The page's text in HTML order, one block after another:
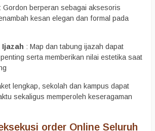
: Gordon berperan sebagai aksesoris
kesan elegan dan formal pada
Ijazah : Map dan tabung ijazah dapat
serta memberikan nilai estetika saat
lengkap, sekolah dan kampus dapat
sekaligus memperoleh keseragaman
order Online Seluruh